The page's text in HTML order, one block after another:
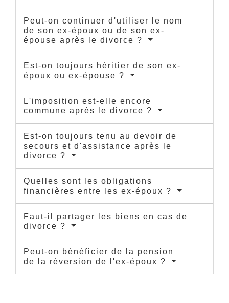
Peut-on continuer d'utiliser le nom
de son ex-époux ou de son ex-
épouse après le divorce ?
Est-on toujours héritier de son ex-
époux ou ex-épouse ?
L'imposition est-elle encore
commune après le divorce ?
Est-on toujours tenu au devoir de
secours et d'assistance après le
divorce ?
Quelles sont les obligations
financières entre les ex-époux ?
Faut-il partager les biens en cas de
divorce ?
Peut-on bénéficier de la pension
de la réversion de l'ex-époux ?